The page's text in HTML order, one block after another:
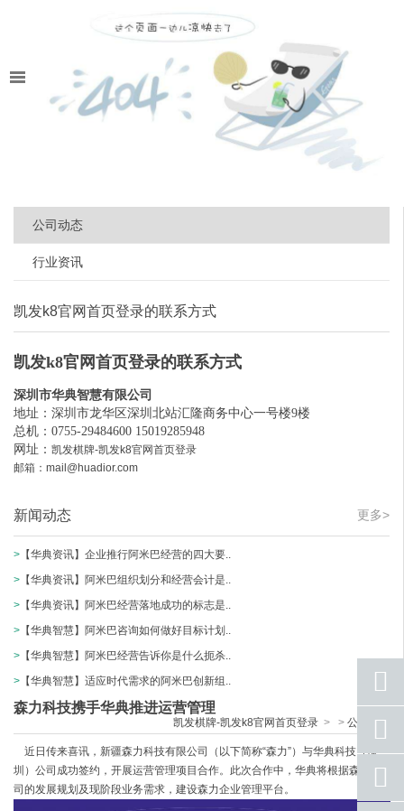
公司动态
行业资讯
凯发k8官网首页登录的联系方式
凯发k8官网首页登录的联系方式
深圳市华典智慧有限公司
地址：深圳市龙华区深圳北站汇隆商务中心一号楼9楼
总机：0755-29484600 15019285948
网址： 凯发棋牌-凯发k8官网首页登录
邮箱： mail@huadior.com
更多>
新闻动态
> 【华典资讯】企业推行阿米巴经营的四大要..
> 【华典资讯】阿米巴组织划分和经营会计是..
> 【华典资讯】阿米巴经营落地成功的标志是..
> 【华典智慧】阿米巴咨询如何做好目标计划..
> 【华典智慧】阿米巴经营告诉你是什么扼杀..
> 【华典智慧】适应时代需求的阿米巴创新组..
森力科技携手华典推进运营管理
凯发棋牌-凯发k8官网首页登录 > > 公司动态
近日传来喜讯，新疆森力科技有限公司（以下简称“森力”）与华典科技（深
圳）公司成功签约，开展运营管理项目合作。此次合作中，华典将根据森力公
司的发展规划及现阶段业务需求，建设森力企业管理平台。
座机
号码
手机
号码